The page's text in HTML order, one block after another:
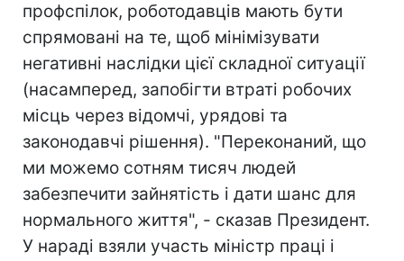
профспілок, роботодавців мають бути
спрямовані на те, щоб мінімізувати
негативні наслідки цієї складної ситуації
(насамперед, запобігти втраті робочих
місць через відомчі, урядові та
законодавчі рішення). "Переконаний, що
ми можемо сотням тисяч людей
забезпечити зайнятість і дати шанс для
нормального життя", - сказав Президент.
У нараді взяли участь міністр праці і